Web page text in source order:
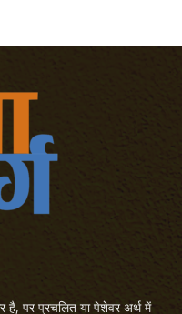
पर प्रचलित या पेशेवर अर्थ में